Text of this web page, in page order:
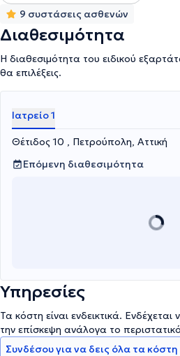
9 συστάσεις ασθενών
Διαθεσιμότητα
Η διαθεσιμότητα του ειδικού
θα επιλέξεις.
Ιατρείο 1
Θέτιδος 10 , Πετρούπολη, Αττική
Επόμενη διαθεσιμότητα
Υπηρεσίες
Τα κόστη είναι ενδεικτικά.
την επίσκεψη ανάλογα το
Συνδέσου για να δεις όλα τα κόστη